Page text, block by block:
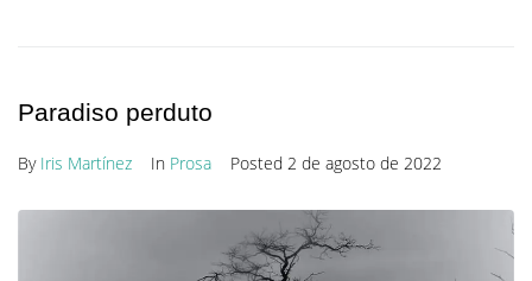
Paradiso perduto
By Iris Martínez In Prosa Posted 2 de agosto de 2022